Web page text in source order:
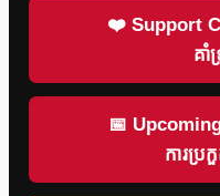
❤️ Support
គាំ
📅
ការប្រ